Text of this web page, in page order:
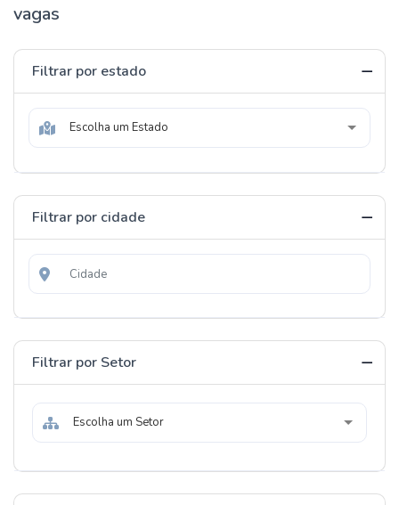
vagas
Filtrar por estado
Escolha um Estado
Filtrar por cidade
Filtrar por Setor
Escolha um Setor